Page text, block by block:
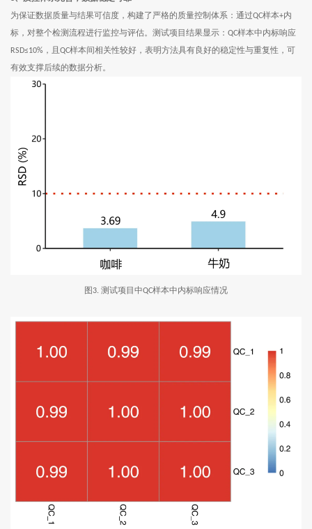
为保证数据质量与结果可信度，构建了严格的质量控制体系：通过QC样本+内
标，对整个检测流程进行监控与评估。测试项目结果显示： QC样本中内标响应
RSD≤10% ，且 QC样本间相关性较好，表明方法具有良好的稳定性与重复性，可
有效支撑后续的数据分析。
图3. 测试项目中QC样本中内标响应情况